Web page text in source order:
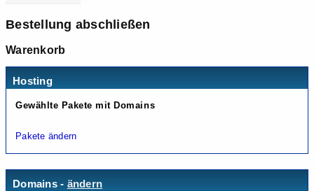
Bestellung abschließen
Warenkorb
Hosting
Gewählte Pakete mit Domains
Pakete ändern
Domains - ändern